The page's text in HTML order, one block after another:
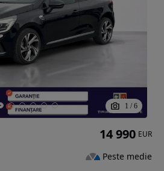
1 / 6
14 990 EUR
Peste medie